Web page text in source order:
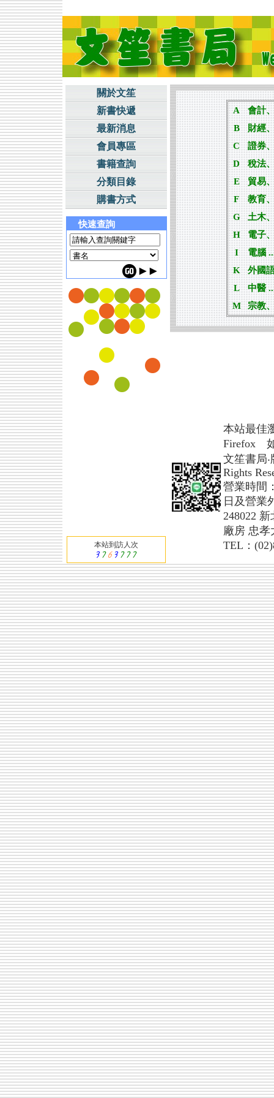
關於文笙
新書快遞
最新消息
會員專區
書籍查詢
分類目錄
購書方式
快速查詢
A
會計
B
財經
C
證券
D
稅法
E
貿易
F
教育
G
土木
H
電子
I
電腦
K
外國
L
中醫
M
宗教
本站到訪人次
本站最佳
Firefox
文笙書局
Rights
營業時間
日及營業
248022
廠房 忠孝
TEL：